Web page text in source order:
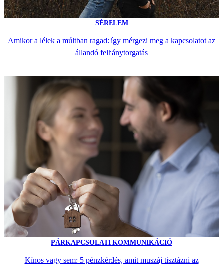
SÉRELEM
Amikor a lélek a múltban ragad: így mérgezi meg a kapcsolatot az
állandó felhánytorgatás
PÁRKAPCSOLATI KOMMUNIKÁCIÓ
Kínos vagy sem: 5 pénzkérdés, amit muszáj tisztázni az